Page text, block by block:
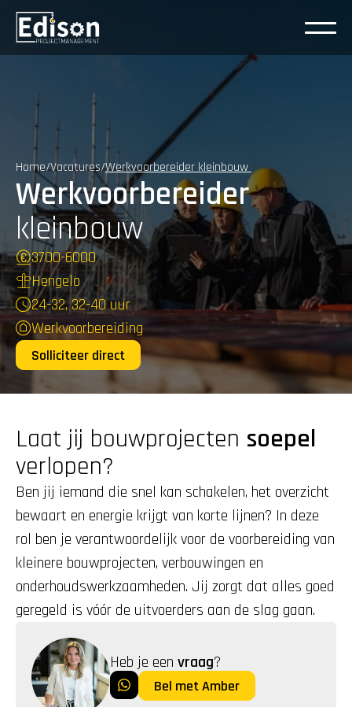
Home/Vacatures/Werkvoorbereider kleinbouw
Werkvoorbereider
kleinbouw
3700-6000
Hengelo
24-32, 32-40 uur
Werkvoorbereiding
Solliciteer direct
Laat jij bouwprojecten soepel
verlopen?
Ben jij iemand die snel kan schakelen, het overzicht
bewaart en energie krijgt van korte lijnen? In deze
rol ben je verantwoordelijk voor de voorbereiding van
kleinere bouwprojecten, verbouwingen en
onderhoudswerkzaamheden. Jij zorgt dat alles goed
geregeld is vóór de uitvoerders aan de slag gaan.
Heb je een vraag?
Bel met Amber